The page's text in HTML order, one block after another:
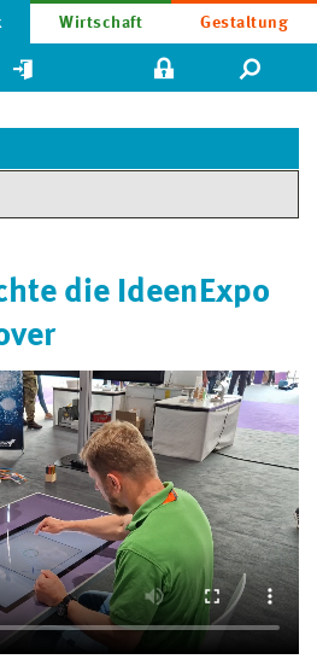
Wirtschaft Gestaltung
die IdeenExpo